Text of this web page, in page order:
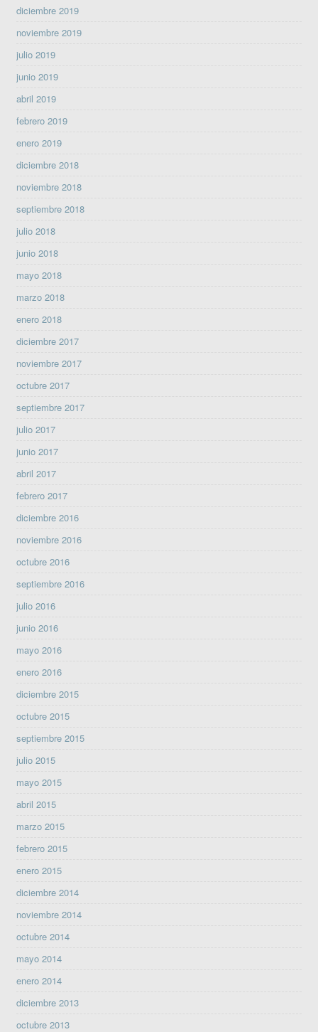
diciembre 2019
noviembre 2019
julio 2019
junio 2019
abril 2019
febrero 2019
enero 2019
diciembre 2018
noviembre 2018
septiembre 2018
julio 2018
junio 2018
mayo 2018
marzo 2018
enero 2018
diciembre 2017
noviembre 2017
octubre 2017
septiembre 2017
julio 2017
junio 2017
abril 2017
febrero 2017
diciembre 2016
noviembre 2016
octubre 2016
septiembre 2016
julio 2016
junio 2016
mayo 2016
enero 2016
diciembre 2015
octubre 2015
septiembre 2015
julio 2015
mayo 2015
abril 2015
marzo 2015
febrero 2015
enero 2015
diciembre 2014
noviembre 2014
octubre 2014
mayo 2014
enero 2014
diciembre 2013
octubre 2013